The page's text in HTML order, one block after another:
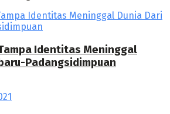
Identitas Meninggal
Padangsidimpuan